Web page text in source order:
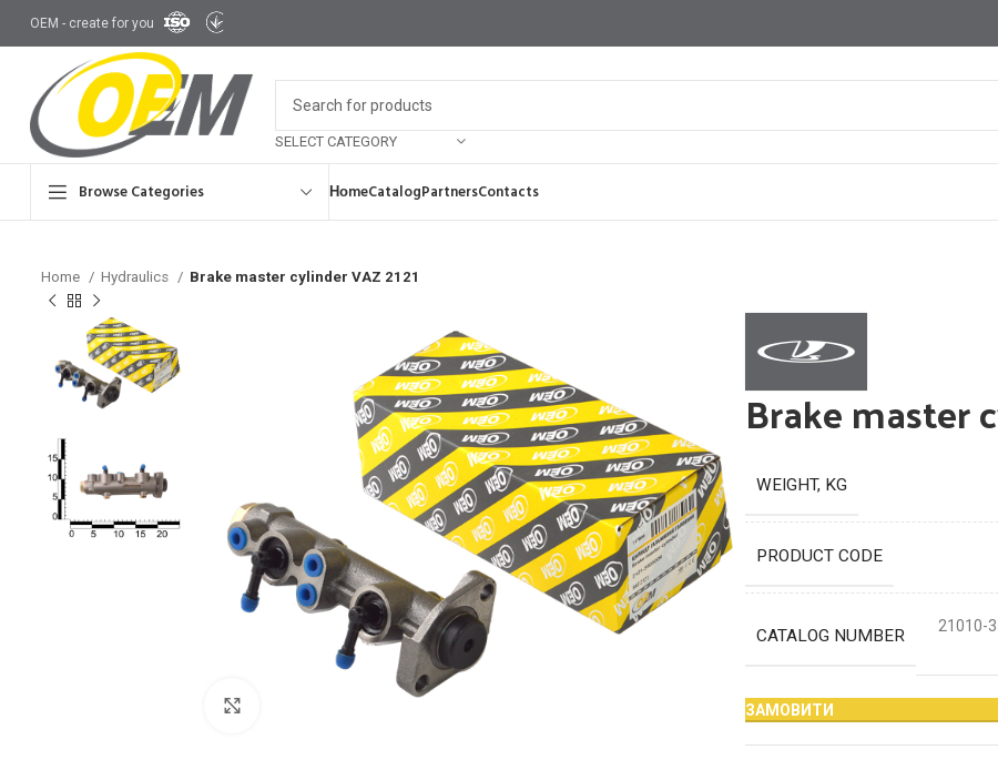
OEM - create for you
SELECT CATEGORY
Browse Categories НоmeCatalogPartnersContacts
Home Hydraulics Brake master cylinder VAZ 2121
Brake master
WEIGHT, KG
PRODUCT CODE
CATALOG NUMBER
21010-
ЗАМОВИТИ